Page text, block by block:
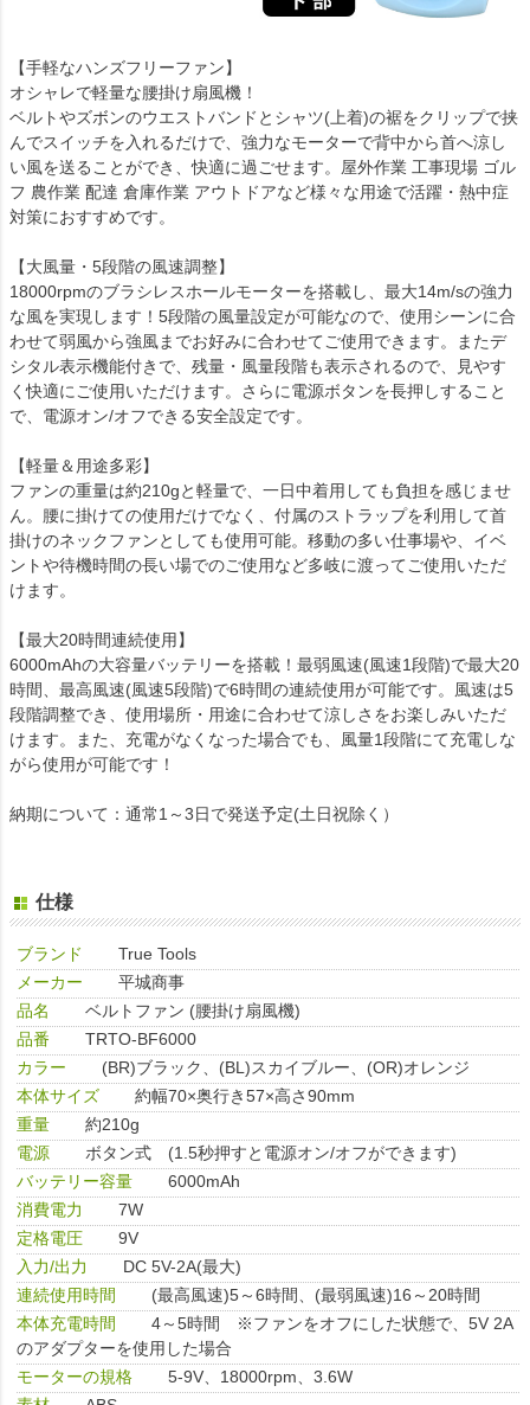
【手軽なハンズフリーファン】
オシャレで軽量な腰掛け扇風機！
ベルトやズボンのウエストバンドとシャツ(上着)の裾をクリップで挟
んでスイッチを入れるだけで、強力なモーターで背中から首へ涼し
い風を送ることができ、快適に過ごせます。屋外作業 工事現場 ゴル
フ 農作業 配達 倉庫作業 アウトドアなど様々な用途で活躍・熱中症
対策におすすめです。
【大風量・5段階の風速調整】
18000rpmのブラシレスホールモーターを搭載し、最大14m/sの強力
な風を実現します！5段階の風量設定が可能なので、使用シーンに合
わせて弱風から強風までお好みに合わせてご使用できます。またデ
シタル表示機能付きで、残量・風量段階も表示されるので、見やす
く快適にご使用いただけます。さらに電源ボタンを長押しすること
で、電源オン/オフできる安全設定です。
【軽量＆用途多彩】
ファンの重量は約210gと軽量で、一日中着用しても負担を感じませ
ん。腰に掛けての使用だけでなく、付属のストラップを利用して首
掛けのネックファンとしても使用可能。移動の多い仕事場や、イベ
ントや待機時間の長い場でのご使用など多岐に渡ってご使用いただ
けます。
【最大20時間連続使用】
6000mAhの大容量バッテリーを搭載！最弱風速(風速1段階)で最大20
時間、最高風速(風速5段階)で6時間の連続使用が可能です。風速は5
段階調整でき、使用場所・用途に合わせて涼しさをお楽しみいただ
けます。また、充電がなくなった場合でも、風量1段階にて充電しな
がら使用が可能です！
納期について：通常1～3日で発送予定(土日祝除く）
仕様
ブランド
True Tools
メーカー
平城商事
品名
ベルトファン (腰掛け扇風機)
品番
TRTO-BF6000
カラー
(BR)ブラック、(BL)スカイブルー、(OR)オレンジ
本体サイズ
約幅70×奥行き57×高さ90mm
重量
約210g
電源
ボタン式 (1.5秒押すと電源オン/オフができます)
バッテリー容量
6000mAh
消費電力
7W
定格電圧
9V
入力/出力
DC 5V-2A(最大)
連続使用時間
(最高風速)5～6時間、(最弱風速)16～20時間
本体充電時間
4～5時間 ※ファンをオフにした状態で、5V 2A
のアダプターを使用した場合
モーターの規格
5-9V、18000rpm、3.6W